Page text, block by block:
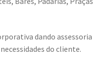
dando assessoria
do cliente.